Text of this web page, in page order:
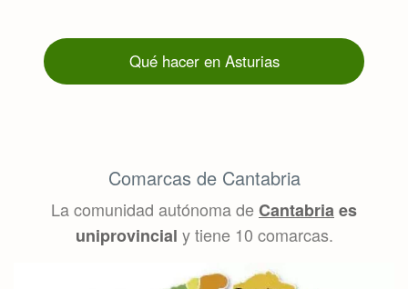
Qué hacer en Asturias
Comarcas de Cantabria
La comunidad autónoma deCantabriaes
uniprovincial y tiene 10 comarcas.